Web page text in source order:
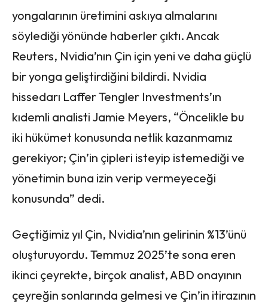
yongalarının üretimini askıya almalarını
söylediği yönünde haberler çıktı. Ancak
Reuters, Nvidia’nın Çin için yeni ve daha güçlü
bir yonga geliştirdiğini bildirdi. Nvidia
hissedarı Laffer Tengler Investments’ın
kıdemli analisti Jamie Meyers, “Öncelikle bu
iki hükümet konusunda netlik kazanmamız
gerekiyor; Çin’in çipleri isteyip istemediği ve
yönetimin buna izin verip vermeyeceği
konusunda” dedi.
Geçtiğimiz yıl Çin, Nvidia’nın gelirinin %13’ünü
oluşturuyordu. Temmuz 2025’te sona eren
ikinci çeyrekte, birçok analist, ABD onayının
çeyreğin sonlarında gelmesi ve Çin’in itirazının